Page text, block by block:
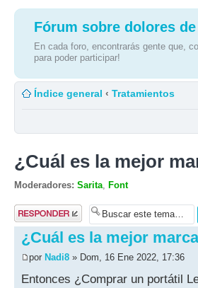
Fórum sobre dolores de
En cada foro, encontrarás gente que,
para poder participar!
Índice general ‹ Tratamientos
¿Cuál es la mejor
Moderadores: Sarita Font
Publicar una
respuesta
¿Cuál es la mejor
por Nadi8 » Dom, 16 Ene 2022, 17:36
Entonces ¿Comprar un portátil